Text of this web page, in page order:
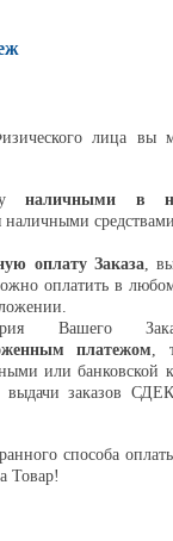
лица вы
наличными в
наличными
оплату Заказа ,
оплатить в
Вашего
платежом ,
или банковской
выдачи заказов
способа
Товар!